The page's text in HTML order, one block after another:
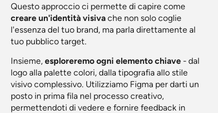
Questo approccio ci permette di capire come
creare un'identità visivache non solo coglie
l'essenza del tuo brand, ma parla direttamente al
tuo pubblico target.
Insieme,esploreremo ogni elemento chiave - dal
logo alla palette colori, dalla tipografia allo stile
visivo complessivo. Utilizziamo Figma per darti un
posto in prima fila nel processo creativo,
permettendoti di vedere e fornire feedback in